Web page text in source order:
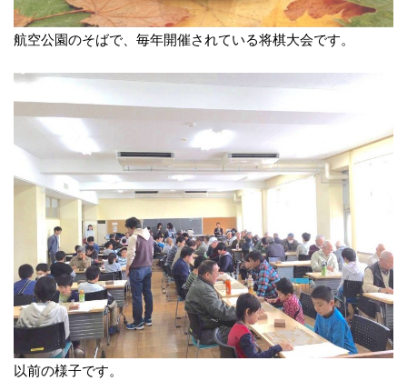
航空公園のそばで、毎年開催されている将棋大会です。
以前の様子です。